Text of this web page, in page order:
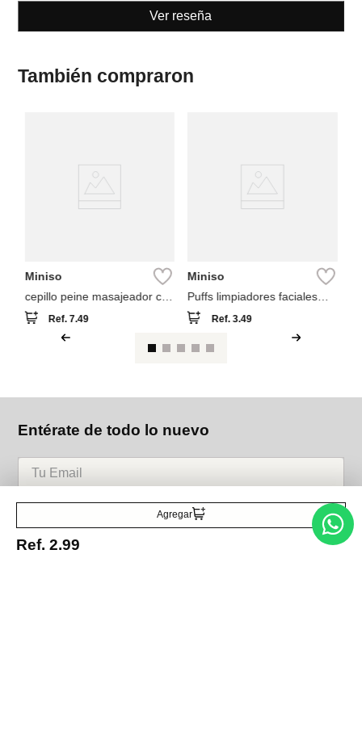
Agregar
Ref. 2.99
Ver reseña
También compraron
Miniso
cepillo peine masajeador con
cojín bebé classic
comfortable
Ref.7.49
Miniso
Puffs limpiadores faciales
forma de corazón (5
unidades)
Ref. 3.49
Entérate de todo lo nuevo
Acepto la política de tratamiento de datos personales Suscribirse
Acerca de nosotros